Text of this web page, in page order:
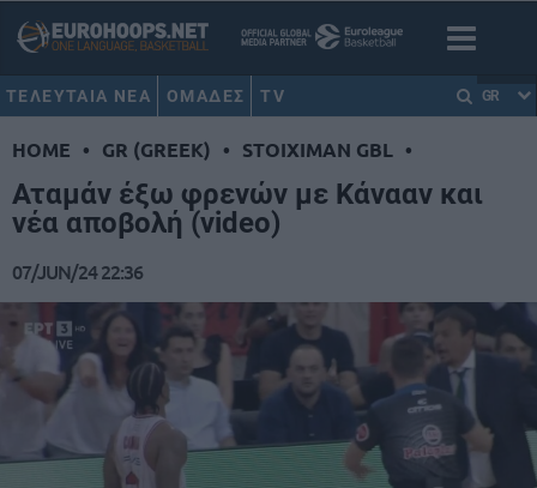
ΤΕΛΕΥΤΑΙΑ ΝΕΑ ΟΜΑΔΕΣ TV GR
HOME • GR (GREEK) • STOIXIMAN GBL •
Αταμάν έξω φρενών με Κάνααν και
νέα αποβολή (video)
07/JUN/24 22:36